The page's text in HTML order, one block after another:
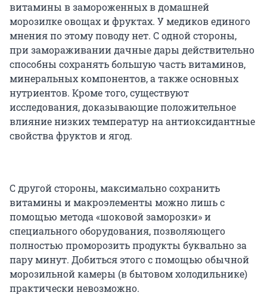
витамины в замороженных в домашней
морозилке овощах и фруктах. У медиков единого
мнения по этому поводу нет. С одной стороны,
при замораживании дачные дары действительно
способны сохранять большую часть витаминов,
минеральных компонентов, а также основных
нутриентов. Кроме того, существуют
исследования, доказывающие положительное
влияние низких температур на антиоксидантные
свойства фруктов и ягод.
С другой стороны, максимально сохранить
витамины и макроэлементы можно лишь с
помощью метода «шоковой заморозки» и
специального оборудования, позволяющего
полностью проморозить продукты буквально за
пару минут. Добиться этого с помощью обычной
морозильной камеры (в бытовом холодильнике)
практически невозможно.